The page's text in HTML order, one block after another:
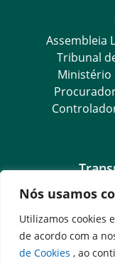
Nós usamos
Utilizamos cookies
de acordo com a
de Cookies , ao
Assembleia
Tribunal
Ministério
SIC –